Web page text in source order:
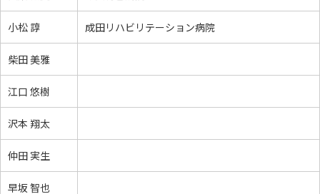
小松 諄 成田リハビリテーション病院
柴田 美雅
江口 悠樹
沢本 翔太
仲田 実生
早坂 智也